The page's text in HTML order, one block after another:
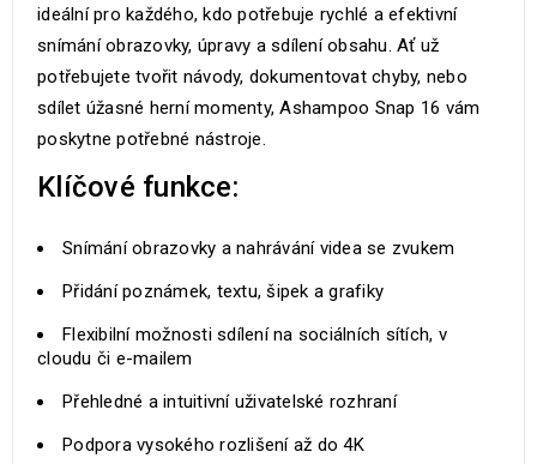
ideální pro každého, kdo potřebuje rychlé a efektivní
snímání obrazovky, úpravy a sdílení obsahu. Ať už
potřebujete tvořit návody, dokumentovat chyby, nebo
sdílet úžasné herní momenty, Ashampoo Snap 16 vám
poskytne potřebné nástroje.
Klíčové funkce:
Snímání obrazovky a nahrávání videa se zvukem
Přidání poznámek, textu, šipek a grafiky
Flexibilní možnosti sdílení na sociálních sítích, v
cloudu či e-mailem
Přehledné a intuitivní uživatelské rozhraní
Podpora vysokého rozlišení až do 4K